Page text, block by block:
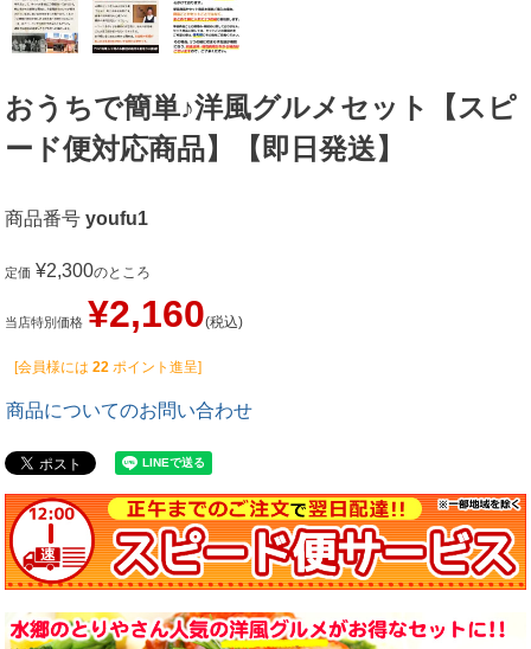
おうちで簡単♪洋風グルメセット【スピ
ード便対応商品】【即日発送】
商品番号 youfu1
定価 ¥2,300のところ
当店特別価格 ¥2,160 税込
[会員様には 22 ポイント進呈]
商品についてのお問い合わせ